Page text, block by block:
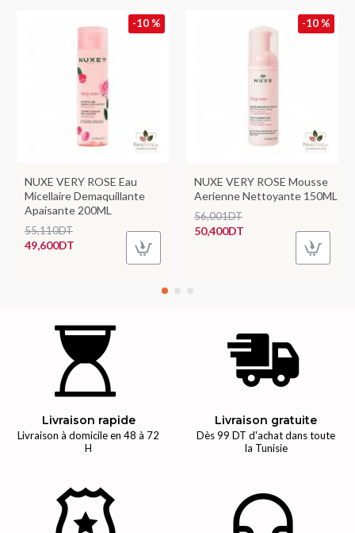
-10 %
NUXE VERY ROSE Eau
Micellaire Demaquillante
Apaisante 200ML
49,600DT
55,110DT
-10 %
NUXE VERY ROSE Mousse
Aerienne Nettoyante 150ML
50,400DT
56,001DT
Livraison rapide
Livraison à domicile en 48 à 72
H
Livraison gratuite
Dès 99 DT d'achat dans toute
la Tunisie